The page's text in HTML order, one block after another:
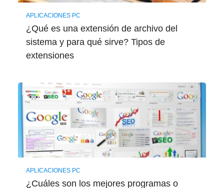
APLICACIONES PC
¿Qué es una extensión de archivo del
sistema y para qué sirve? Tipos de
extensiones
APLICACIONES PC
¿Cuáles son los mejores programas o